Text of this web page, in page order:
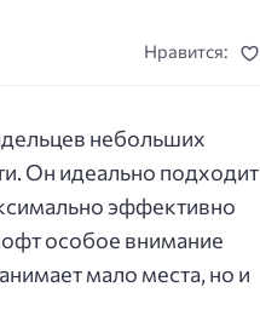
Нравится:
небольших
Он идеально подходит
эффективно
особое внимание
мало места, но и